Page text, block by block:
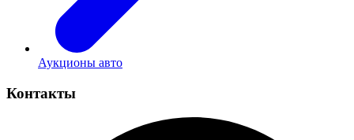
Аукционы авто
Контакты